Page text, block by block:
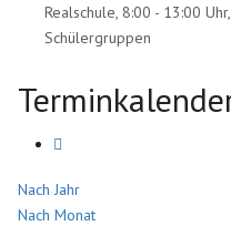
Realschule, 8:00 - 13:00
Schülergruppen
Nach Jahr
Nach Monat